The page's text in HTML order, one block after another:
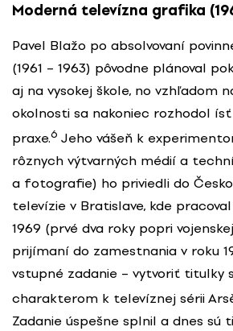
Moderná televízna grafika
Pavel Blažo po absolvovaní
(1961 – 1963) pôvodne plánoval
aj na vysokej škole, no vzhľadom
okolnosti sa nakoniec rozhodol
praxe.6 Jeho vášeň k
rôznych výtvarných médií a
a fotografie) ho priviedli do
televízie v Bratislave, kde pracoval
1969 (prvé dva roky popri
prijímaní do zamestnania v roku
vstupné zadanie – vytvoriť titulky
charakterom k televíznej sérii
Zadanie úspešne splnil a dnes sú